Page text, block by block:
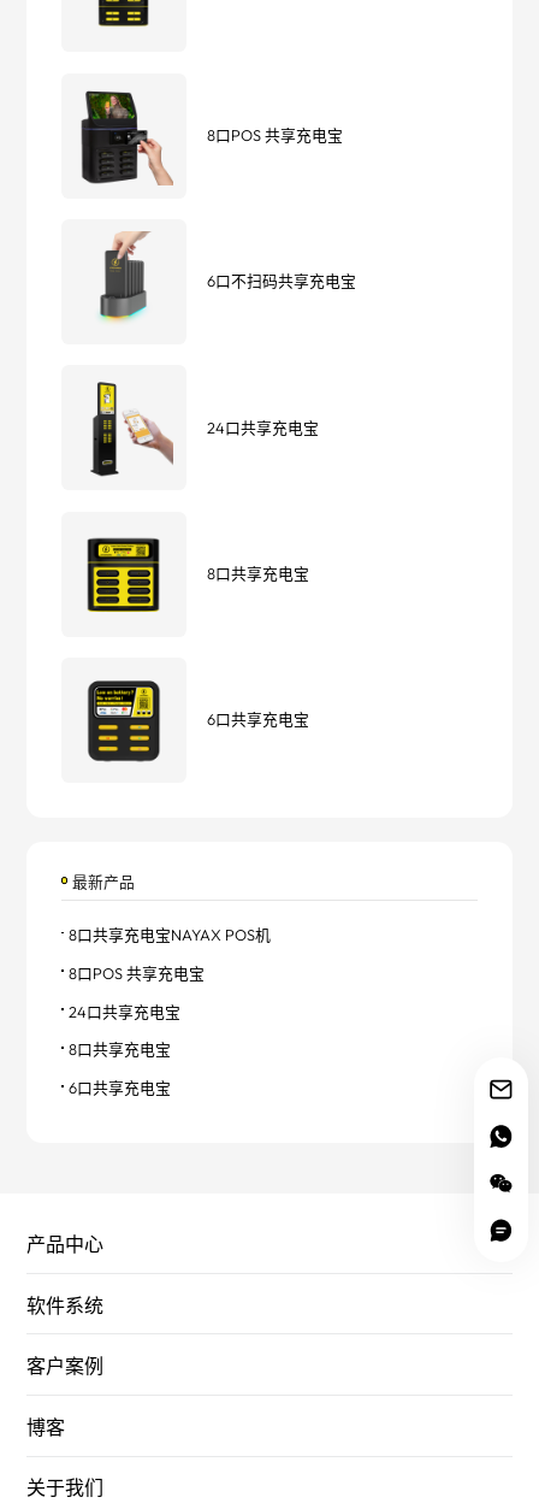
8口POS 共享充电宝
6口不扫码共享充电宝
24口共享充电宝
8口共享充电宝
6口共享充电宝
最新产品
8口共享充电宝NAYAX POS机
8口POS 共享充电宝
24口共享充电宝
8口共享充电宝
6口共享充电宝
产品中心
软件系统
客户案例
博客
关于我们